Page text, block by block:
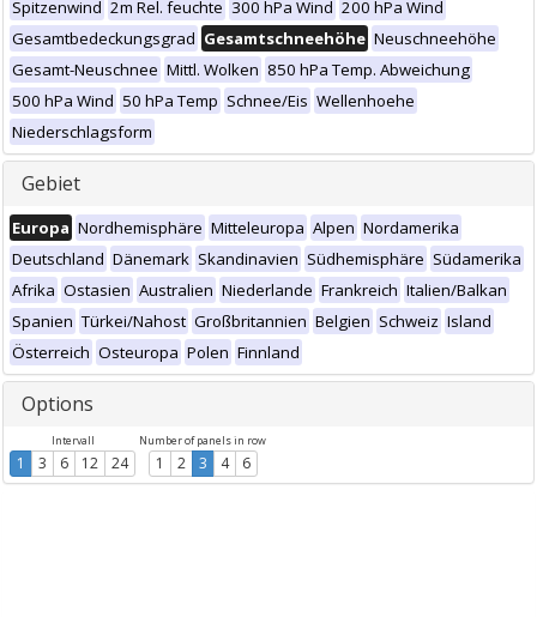
Spitzenwind 2m Rel. feuchte 300 hPa Wind 200 hPa Wind
Gesamtbedeckungsgrad Gesamtschneehöhe Neuschneehöhe
Gesamt-Neuschnee Mittl. Wolken 850 hPa Temp. Abweichung
500 hPa Wind 50 hPa Temp Schnee/Eis Wellenhoehe
Niederschlagsform
Gebiet
Europa Nordhemisphäre Mitteleuropa Alpen Nordamerika
Deutschland Dänemark Skandinavien Südhemisphäre Südamerika
Afrika Ostasien Australien Niederlande Frankreich Italien/Balkan
Spanien Türkei/Nahost Großbritannien Belgien Schweiz Island
Österreich Osteuropa Polen Finnland
Options
Intervall
1 3 6 12 24
Number of panels in row
1 2 3 4 6